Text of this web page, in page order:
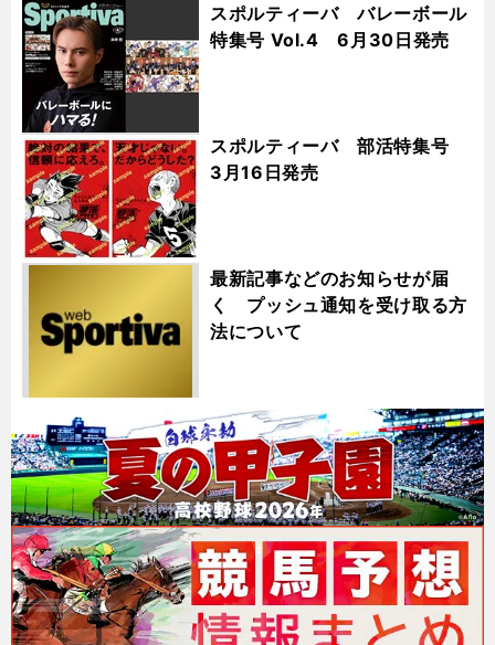
スポルティーバ バレーボール
特集号 Vol.4 6月30日発売
スポルティーバ 部活特集号
3月16日発売
最新記事などのお知らせが届
く プッシュ通知を受け取る方
法について